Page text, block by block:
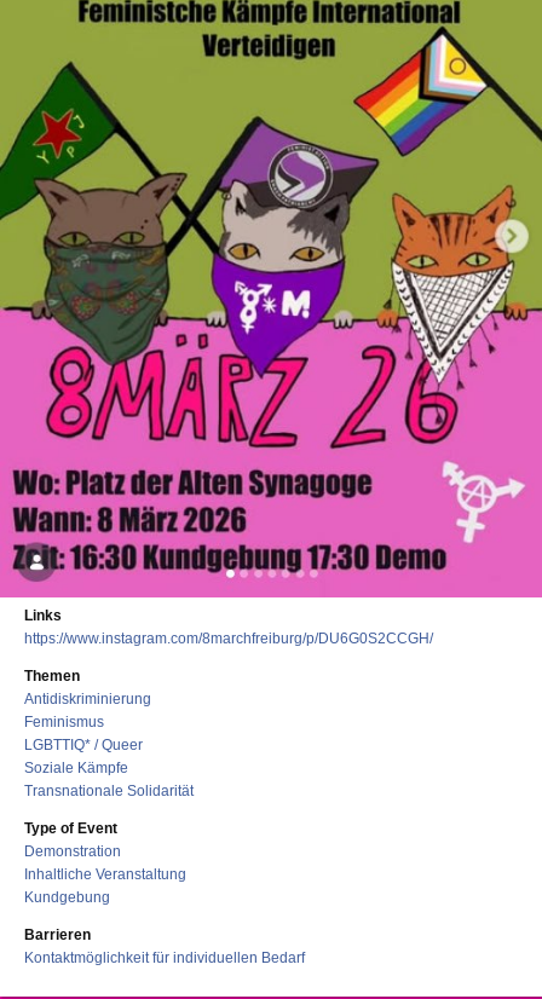
Links
https://www.instagram.com/8marchfreiburg/p/DU6G0S2CCGH/
Themen
Antidiskriminierung
Feminismus
LGBTTIQ* / Queer
Soziale Kämpfe
Transnationale Solidarität
Type of Event
Demonstration
Inhaltliche Veranstaltung
Kundgebung
Barrieren
Kontaktmöglichkeit für individuellen Bedarf